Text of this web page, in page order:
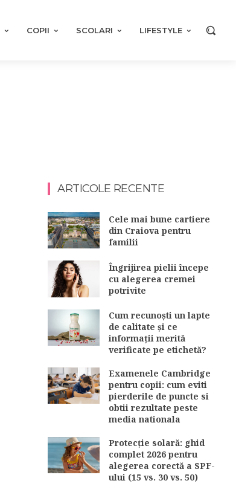
COPII SCOLARI LIFESTYLE
ARTICOLE RECENTE
Cele mai bune cartiere
din Craiova pentru
familii
Îngrijirea pielii începe
cu alegerea cremei
potrivite
Cum recunoști un lapte
de calitate și ce
informații merită
verificate pe etichetă?
Examenele Cambridge
pentru copii: cum eviti
pierderile de puncte si
obtii rezultate peste
media nationala
Protecție solară: ghid
complet 2026 pentru
alegerea corectă a SPF-
ului (15 vs. 30 vs. 50)